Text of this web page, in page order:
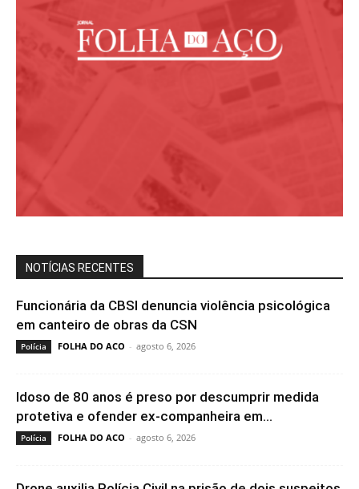
NOTÍCIAS RECENTES
Funcionária da CBSI denuncia violência psicológica
em canteiro de obras da CSN
Polícia FOLHA DO ACO - agosto 6, 2026
Idoso de 80 anos é preso por descumprir medida
protetiva e ofender ex-companheira em...
Polícia FOLHA DO ACO - agosto 6, 2026